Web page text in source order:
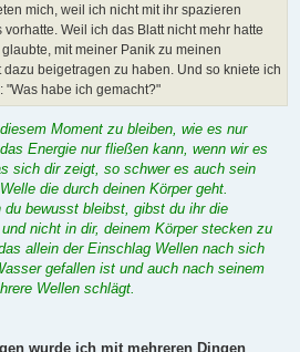
mich, weil ich nicht mit ihr spazieren
Weil ich das Blatt nicht mehr hatte
mit meiner Panik zu meinen
beigetragen zu haben. Und so kniete ich
"Was habe ich gemacht?"
Moment zu bleiben, wie es nur
Energie nur fließen kann, wenn wir es
sich dir zeigt, so schwer es auch sein
die durch deinen Körper geht.
du bewusst bleibst, gibst du ihr die
nicht in dir, deinem Körper stecken zu
allein der Einschlag Wellen nach sich
gefallen ist und auch nach seinem
Wellen schlägt.
wurde ich mit mehreren Dingen